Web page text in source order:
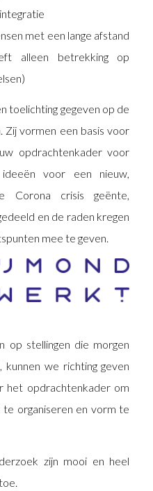
met een lange afstand
alleen betrekking op
toelichting gegeven op de
Zij vormen een basis voor
opdrachtenkader voor
voor een nieuw,
Corona crisis geënte,
en de raden kregen
mee te geven.
op stellingen die morgen
kunnen we richting geven
het opdrachtenkader om
organiseren en vorm te
zijn mooi en heel